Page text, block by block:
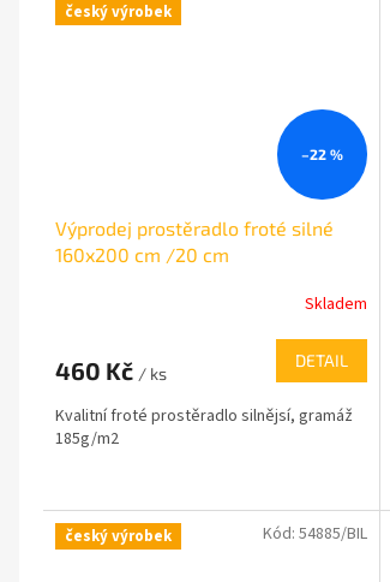
český výrobek
–22 %
Výprodej prostěradlo froté silné
160x200 cm /20 cm
Skladem
460 Kč / ks
DETAIL
Kvalitní froté prostěradlo silnějsí, gramáž
185g/m2
český výrobek Kód: 54885/BIL